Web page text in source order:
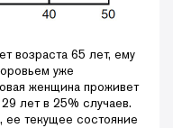
возраста 65 лет, ему
уже
женщина проживет
лет в 25% случаев.
текущее состояние